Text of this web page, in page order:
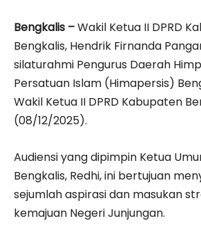
Bengkalis –Wakil Ketua II DPRD
Bengkalis, Hendrik Firnanda
silaturahmi Pengurus Daerah
Persatuan Islam (Himapersis)
Wakil Ketua II DPRD Kabupaten
(08/12/2025).
Audiensi yang dipimpin Ketua
Bengkalis, Redhi, ini bertujuan
sejumlah aspirasi dan masukan
kemajuan Negeri Junjungan.